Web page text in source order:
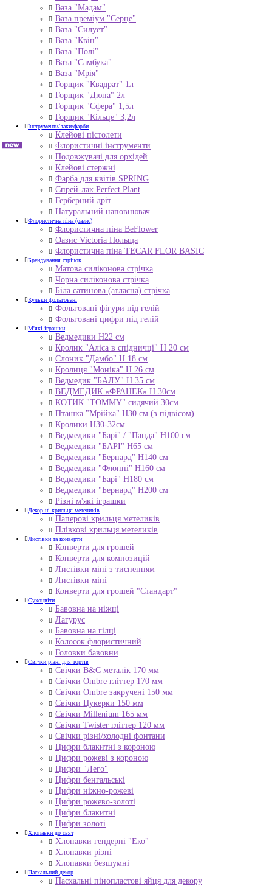
Ваза "Мадам"
Ваза преміум "Серце"
Ваза "Силует"
Ваза "Квін"
Ваза "Полі"
Ваза "Самбука"
Ваза "Мрія"
Горщик "Квадрат" 1л
Горщик "Дюна" 2л
Горщик "Сфера" 1,5л
Горщик "Кільце" 3,2л
Інструменти/лаки/фарби
Клейові пістолети
Флористичні інструменти
Подовжувачі для орхідей
Клейові стержні
Фарба для квітів SPRING
Спрей-лак Perfect Plant
Герберний дріт
Натуральний наповнювач
Флористична піна (оазис)
Флористична піна BeFlower
Оазис Victoria Польща
Флористична піна TECAR FLOR BASIC
Брендування стрічок
Матова силіконова стрічка
Чорна силіконова стрічка
Біла сатинова (атласна) стрічка
Кульки фольговані
Фольговані фігури під гелій
Фольговані цифри під гелій
М'які іграшки
Ведмедики H22 см
Кролик "Аліса в спідничці" Н 20 см
Слоник "Дамбо" Н 18 см
Кролиця "Моніка" Н 26 см
Ведмедик "БАЛУ" Н 35 см
ВЕДМЕДИК «ФРАНЕК» H 30см
КОТИК "ТОMMY" сидячий 30см
Пташка "Мрійка" Н30 см (з підвісом)
Кролики Н30-32см
Ведмедики "Барі" / "Панда" Н100 см
Ведмедики "БАРІ" Н65 см
Ведмедики "Бернард" Н140 см
Ведмедики "Флоппі" Н160 см
Ведмедики "Барі" Н180 см
Ведмедики "Бернард" Н200 см
Різні м'які іграшки
Декор-ні крильця метеликів
Паперові крильця метеликів
Плівкові крильця метеликів
Листівки та конверти
Конверти для грошей
Конверти для композицій
Листівки міні з тисненням
Листівки міні
Конверти для грошей "Стандарт"
Сухоцвіти
Бавовна на ніжці
Лагурус
Бавовна на гілці
Колосок флористичний
Головки бавовни
Свічки різні для тортів
Свічки B&C металік 170 мм
Свічки Ombre гліттер 170 мм
Свічки Ombre закручені 150 мм
Свічки Цукерки 150 мм
Свічки Millenium 165 мм
Свічки Twister гліттер 120 мм
Свічки різні/холодні фонтани
Цифри блакитні з короною
Цифри рожеві з короною
Цифри "Лего"
Цифри бенгальські
Цифри ніжно-рожеві
Цифри рожево-золоті
Цифри блакитні
Цифри золоті
Хлопавки до свят
Хлопавки гендерні "Еко"
Хлопавки різні
Хлопавки безшумні
Пасхальний декор
Пасхальні пінопластові яйця для декору